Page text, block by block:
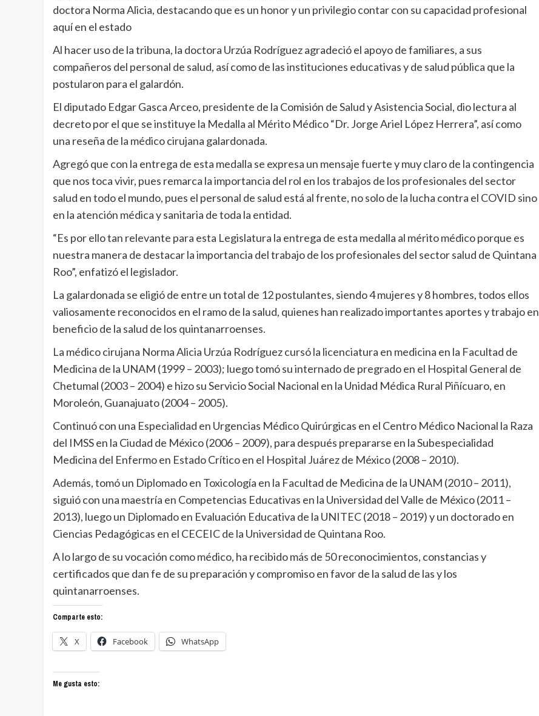
doctora Norma Alicia, destacando que es un honor y un privilegio contar con su capacidad profesional
aquí en el estado
Al hacer uso de la tribuna, la doctora Urzúa Rodríguez agradeció el apoyo de familiares, a sus
compañeros del personal de salud, así como de las instituciones educativas y de salud pública que la
postularon para el galardón.
El diputado Edgar Gasca Arceo, presidente de la Comisión de Salud y Asistencia Social, dio lectura al
decreto por el que se instituye la Medalla al Mérito Médico “Dr. Jorge Ariel López Herrera”, así como
una reseña de la médico cirujana galardonada.
Agregó que con la entrega de esta medalla se expresa un mensaje fuerte y muy claro de la contingencia
que nos toca vivir, pues remarca la importancia del rol en los trabajos de los profesionales del sector
salud en todo el mundo, pues el personal de salud está al frente, no solo de la lucha contra el COVID sino
en la atención médica y sanitaria de toda la entidad.
“Es por ello tan relevante para esta Legislatura la entrega de esta medalla al mérito médico porque es
nuestra manera de destacar la importancia del trabajo de los profesionales del sector salud de Quintana
Roo”, enfatizó el legislador.
La galardonada se eligió de entre un total de 12 postulantes, siendo 4 mujeres y 8 hombres, todos ellos
valiosamente reconocidos en el ramo de la salud, quienes han realizado importantes aportes y trabajo en
beneficio de la salud de los quintanarroenses.
La médico cirujana Norma Alicia Urzúa Rodríguez cursó la licenciatura en medicina en la Facultad de
Medicina de la UNAM (1999 – 2003); luego tomó su internado de pregrado en el Hospital General de
Chetumal (2003 – 2004) e hizo su Servicio Social Nacional en la Unidad Médica Rural Piñícuaro, en
Moroleón, Guanajuato (2004 – 2005).
Continuó con una Especialidad en Urgencias Médico Quirúrgicas en el Centro Médico Nacional la Raza
del IMSS en la Ciudad de México (2006 – 2009), para después prepararse en la Subespecialidad
Medicina del Enfermo en Estado Crítico en el Hospital Juárez de México (2008 – 2010).
Además, tomó un Diplomado en Toxicología en la Facultad de Medicina de la UNAM (2010 – 2011),
siguió con una maestría en Competencias Educativas en la Universidad del Valle de México (2011 –
2013), luego un Diplomado en Evaluación Educativa de la UNITEC (2018 – 2019) y un doctorado en
Ciencias Pedagógicas en el CECEIC de la Universidad de Quintana Roo.
A lo largo de su vocación como médico, ha recibido más de 50 reconocimientos, constancias y
certificados que dan fe de su preparación y compromiso en favor de la salud de las y los
quintanarroenses.
Comparte esto:
X Facebook WhatsApp
Me gusta esto: